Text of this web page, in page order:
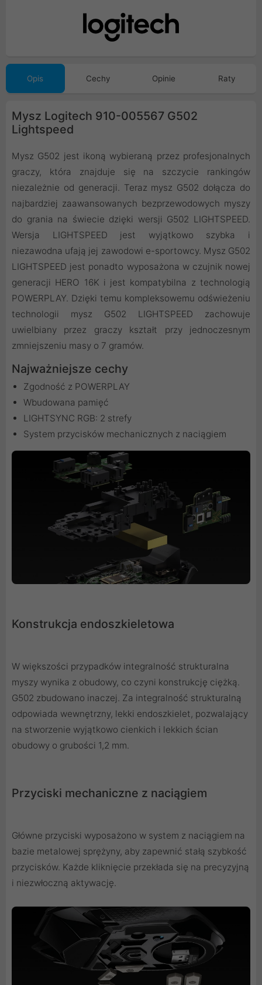
Opis Cechy Opinie Raty
Mysz Logitech 910-005567 G502
Lightspeed
Mysz G502 jest ikoną wybieraną przez profesjonalnych
graczy, która znajduje się na szczycie rankingów
niezależnie od generacji. Teraz mysz G502 dołącza do
najbardziej zaawansowanych bezprzewodowych myszy
do grania na świecie dzięki wersji G502 LIGHTSPEED.
Wersja LIGHTSPEED jest wyjątkowo szybka i
niezawodna ufają jej zawodowi e-sportowcy. Mysz G502
LIGHTSPEED jest ponadto wyposażona w czujnik nowej
generacji HERO 16K i jest kompatybilna z technologią
POWERPLAY. Dzięki temu kompleksowemu odświeżeniu
technologii mysz G502 LIGHTSPEED zachowuje
uwielbiany przez graczy kształt przy jednoczesnym
zmniejszeniu masy o 7 gramów.
Najważniejsze cechy
Zgodność z POWERPLAY
Wbudowana pamięć
LIGHTSYNC RGB: 2 strefy
System przycisków mechanicznych z naciągiem
Konstrukcja endoszkieletowa
W większości przypadków integralność strukturalna
myszy wynika z obudowy, co czyni konstrukcję ciężką.
G502 zbudowano inaczej. Za integralność strukturalną
odpowiada wewnętrzny, lekki endoszkielet, pozwalający
na stworzenie wyjątkowo cienkich i lekkich ścian
obudowy o grubości 1,2 mm.
Przyciski mechaniczne z naciągiem
Główne przyciski wyposażono w system z naciągiem na
bazie metalowej sprężyny, aby zapewnić stałą szybkość
przycisków. Każde kliknięcie przekłada się na precyzyjną
i niezwłoczną aktywację.